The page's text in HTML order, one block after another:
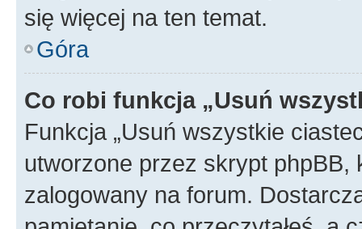
się więcej na ten temat.
Góra
Co robi funkcja „Usuń
Funkcja „Usuń wszystkie
utworzone przez skrypt
zalogowany na forum.